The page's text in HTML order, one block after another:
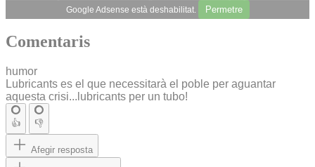
Google Adsense està deshabilitat. Permetre
Comentaris
humor
Lubricants es el que necessitarà el poble per aguantar
aquesta crisi...lubricants per un tubo!
👍 👎
Afegir resposta